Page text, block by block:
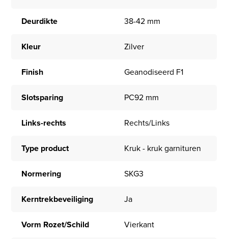
Deurdikte 38-42 mm
Kleur Zilver
Finish Geanodiseerd F1
Slotsparing PC92 mm
Links-rechts Rechts/Links
Type product Kruk - kruk garnituren
Normering SKG3
Kerntrekbeveiliging Ja
Vorm Rozet/Schild Vierkant